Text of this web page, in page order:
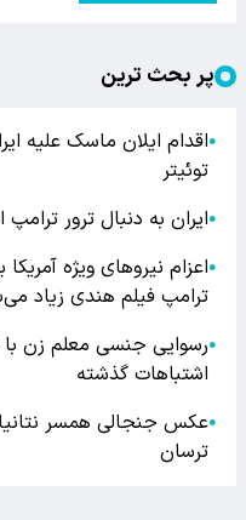
پر بحث ترین
●اقدام ایلان ماسک علیه
توئیتر
●ایران به دنبال ترور
●اعزام نیروهای ویژه
ترامپ فیلم هندی زیاد
●
اشتباهات گذشته
●عکس جنجالی همسر
ترسان